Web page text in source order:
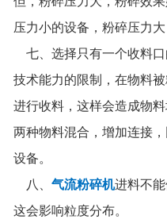
压力小的设备，粉碎压力大
七、选择只有一个收料
技术能力的限制，在物料
进行收料，这样会造成物
两种物料混合，增加连接
设备。
八、 气流粉碎机进料不
这会影响粒度分布。